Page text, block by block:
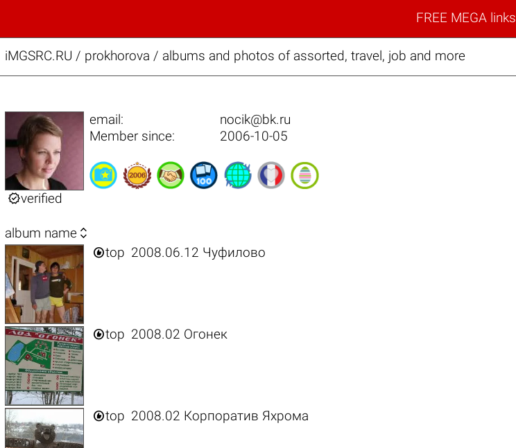
FREE MEGA links
iMGSRC.RU / prokhorova / albums and photos of assorted, travel, job and more
verified
email:
nocik@bk.ru
Member since:
2006-10-05
album name 
top 2008.06.12 Чуфилово
top 2008.02 Огонек
top 2008.02 Корпоратив Яхрома